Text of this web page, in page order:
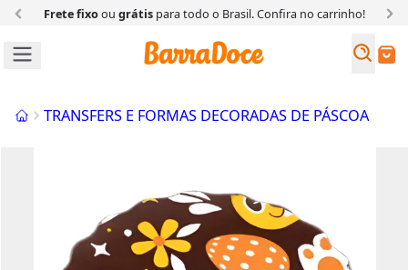
o Brasil. Confira no carrinho! Clique e Retire:compre
Buscar
InícioTRANSFERS E FORMAS DECORADAS DE PÁSCOA